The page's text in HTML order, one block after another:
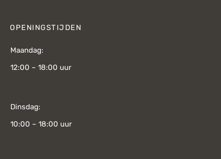
OPENINGSTIJDEN
Maandag:
12:00 – 18:00 uur
Dinsdag:
10:00 – 18:00 uur